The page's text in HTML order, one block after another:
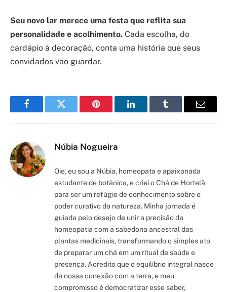
Seu novo lar merece uma festa que reflita sua
personalidade e acolhimento. Cada escolha, do
cardápio à decoração, conta uma história que seus
convidados vão guardar.
FacebookTwitter Pinterest LinkedInTumblr Email
Núbia Nogueira
Oie, eu sou a Núbia, homeopata e apaixonada
estudante de botânica, e criei o Chá de Hortelã
para ser um refúgio de conhecimento sobre o
poder curativo da natureza. Minha jornada é
guiada pelo desejo de unir a precisão da
homeopatia com a sabedoria ancestral das
plantas medicinais, transformando o simples ato
de preparar um chá em um ritual de saúde e
presença. Acredito que o equilíbrio integral nasce
da nossa conexão com a terra, e meu
compromisso é democratizar esse saber,